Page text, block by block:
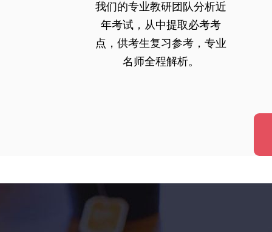
我们的专业教研团队分析近
年考试，从中提取必考考
点，供考生复习参考，专业
名师全程解析。